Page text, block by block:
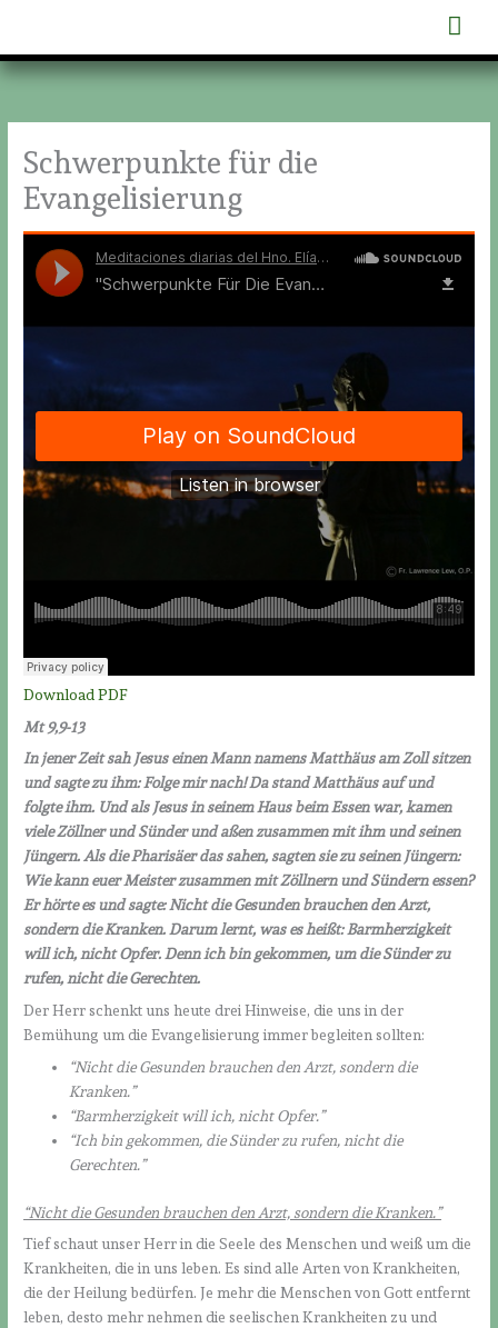
springen
Schwerpunkte für die
Evangelisierung
Download PDF
Mt 9,9-13
In jener Zeit sah Jesus einen Mann namens Matthäus am Zoll sitzen
und sagte zu ihm: Folge mir nach! Da stand Matthäus auf und
folgte ihm. Und als Jesus in seinem Haus beim Essen war, kamen
viele Zöllner und Sünder und aßen zusammen mit ihm und seinen
Jüngern. Als die Pharisäer das sahen, sagten sie zu seinen Jüngern:
Wie kann euer Meister zusammen mit Zöllnern und Sündern essen?
Er hörte es und sagte: Nicht die Gesunden brauchen den Arzt,
sondern die Kranken. Darum lernt, was es heißt: Barmherzigkeit
will ich, nicht Opfer. Denn ich bin gekommen, um die Sünder zu
rufen, nicht die Gerechten.
Der Herr schenkt uns heute drei Hinweise, die uns in der
Bemühung um die Evangelisierung immer begleiten sollten:
“Nicht die Gesunden brauchen den Arzt, sondern die
Kranken.”
“Barmherzigkeit will ich, nicht Opfer.”
“Ich bin gekommen, die Sünder zu rufen, nicht die
Gerechten.”
“Nicht die Gesunden brauchen den Arzt, sondern die Kranken.”
Tief schaut unser Herr in die Seele des Menschen und weiß um die
Krankheiten, die in uns leben. Es sind alle Arten von Krankheiten,
die der Heilung bedürfen. Je mehr die Menschen von Gott entfernt
leben, desto mehr nehmen die seelischen Krankheiten zu und